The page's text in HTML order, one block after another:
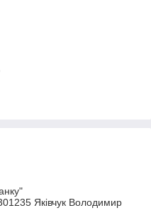
Яківчук Володимир